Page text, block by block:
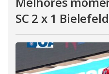
SC 2 x 1